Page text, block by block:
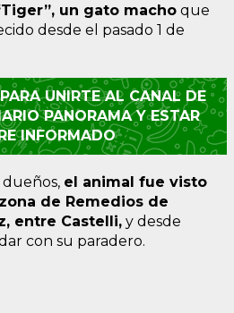
un gato macho que
desde el pasado 1 de
UNIRTE AL CANAL DE
PANORAMA Y ESTAR
INFORMADO
el animal fue visto
de Remedios de
entre Castelli, y desde
con su paradero.